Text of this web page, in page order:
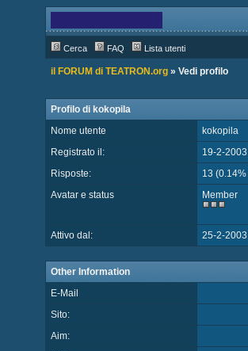
Cerca FAQ Lista utenti
il FORUM di TEATRON.org» Vedi profilo
Profilo di kokopila
Nome utente
kokopila
Registrato il:
19-2-
Risposte:
13
Avatar e status
Member
Attivo dal: 25-2-
Other Information
E-Mail
Sito:
Aim: